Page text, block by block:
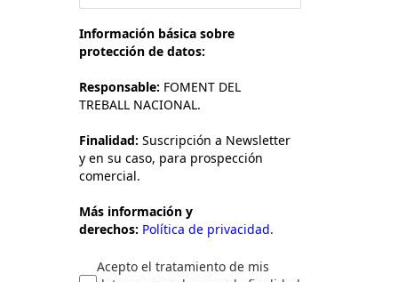
Información básica sobre
protección de datos:
Responsable: FOMENT DEL
TREBALL NACIONAL.
Finalidad: Suscripción a Newsletter
y en su caso, para prospección
comercial.
Más información y
derechos: Política de privacidad.
Acepto el tratamiento de mis